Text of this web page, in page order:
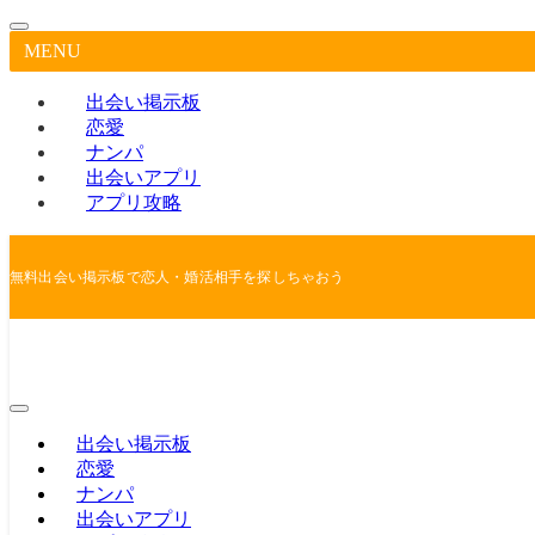
MENU
出会い掲示板
恋愛
ナンパ
出会いアプリ
アプリ攻略
無料出会い掲示板で恋人・婚活相手を探しちゃおう
出会い掲示板
恋愛
ナンパ
出会いアプリ